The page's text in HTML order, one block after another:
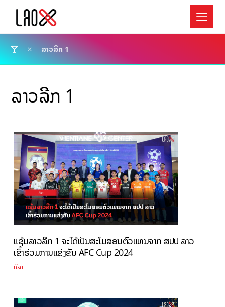
ລາວລີກ 1
ລາວລີກ 1
ແຊ້ມລາວລີກ 1 ຈະໄດ້ເປັນສະໂມສອນຕົວແທນຈາກ ສປປ ລາວ
ເຂົ້າຮ່ວມການແຂ່ງຂັນ AFC Cup 2024
ກິລາ